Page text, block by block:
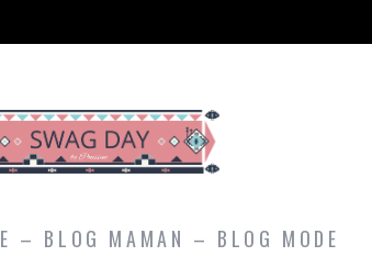
– BLOG MAMAN – BLOG MODE